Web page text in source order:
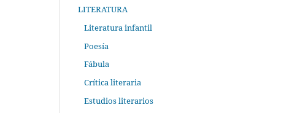
LITERATURA
Literatura infantil
Poesía
Fábula
Crítica literaria
Estudios literarios